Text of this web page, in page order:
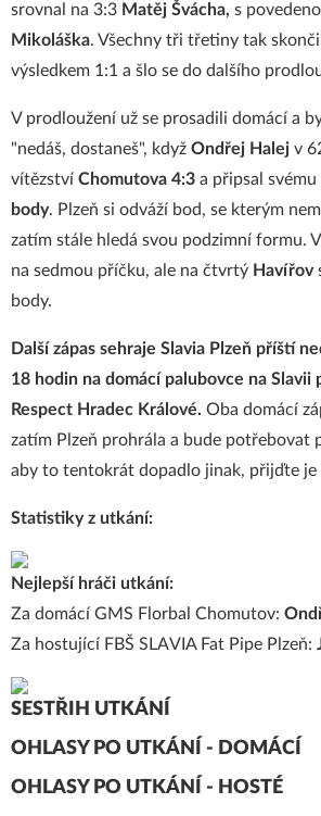
srovnal na 3:3 Matěj Švácha, s
Mikoláška. Všechny tři třetiny tak
výsledkem 1:1 a šlo se do dalšího
V prodloužení už se prosadili domácí a
"nedáš, dostaneš", když Ondřej Halej v
vítězství Chomutova 4:3 a připsal
body. Plzeň si odváží bod, se kterým
zatím stále hledá svou podzimní formu.
na sedmou příčku, ale na čtvrtý Havířov
body.
Další zápas sehraje Slavia Plzeň příští
18 hodin na domácí palubovce na Slavii
Respect Hradec Králové. Oba domácí
zatím Plzeň prohrála a bude potřebovat
aby to tentokrát dopadlo jinak, přijďte
Statistiky z utkání:
Nejlepší hráči utkání:
Za domácí GMS Florbal Chomutov:
Za hostující FBŠ SLAVIA Fat Pipe Plzeň:
SESTŘIH UTKÁNÍ
OHLASY PO UTKÁNÍ - DOMÁCÍ
OHLASY PO UTKÁNÍ - HOSTÉ